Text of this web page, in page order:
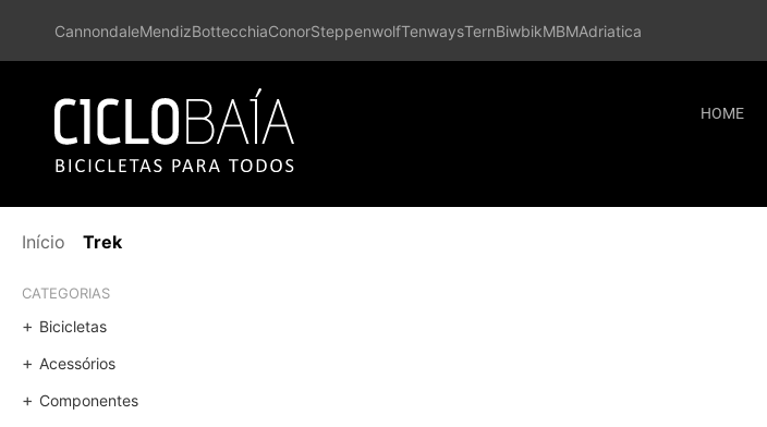
CannondaleMendizBottecchiaConorSteppenwolfTenwaysTernBiwbikMBMAdriatica
HOME
Início Trek
CATEGORIAS
Bicicletas
Acessórios
Componentes